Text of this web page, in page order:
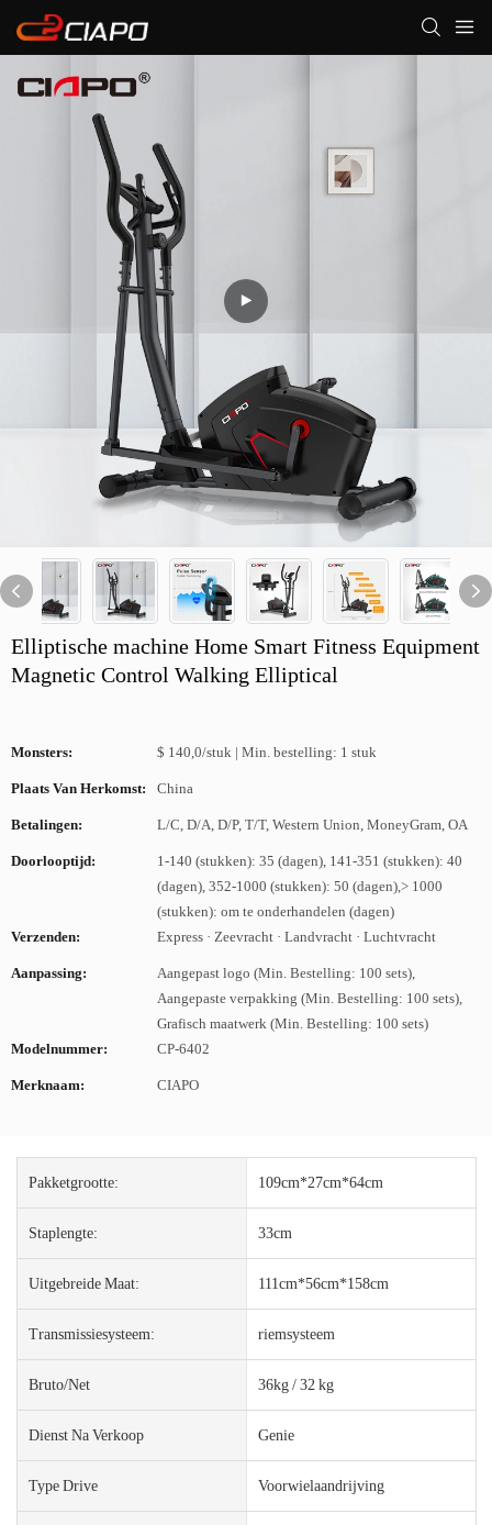
Elliptische machine Home Smart Fitness Equipment
Magnetic Control Walking Elliptical
Monsters: $ 140,0/stuk | Min. bestelling: 1 stuk
Plaats Van Herkomst: China
Betalingen: L/C, D/A, D/P, T/T, Western Union, MoneyGram, OA
Doorlooptijd:
1-140 (stukken): 35 (dagen), 141-351 (stukken): 40
(dagen), 352-1000 (stukken): 50 (dagen),> 1000
(stukken): om te onderhandelen (dagen)
Verzenden:
Express · Zeevracht · Landvracht · Luchtvracht
Aanpassing:
Aangepast logo (Min. Bestelling: 100 sets),
Aangepaste verpakking (Min. Bestelling: 100 sets),
Grafisch maatwerk (Min. Bestelling: 100 sets)
Modelnummer:
CP-6402
Merknaam: CIAPO
Pakketgrootte: 109cm*27cm*64cm
Staplengte: 33cm
Uitgebreide Maat: 111cm*56cm*158cm
Transmissiesysteem: riemsysteem
Bruto/net 36kg / 32 kg
Dienst Na Verkoop Genie
Type Drive Voorwielaandrijving